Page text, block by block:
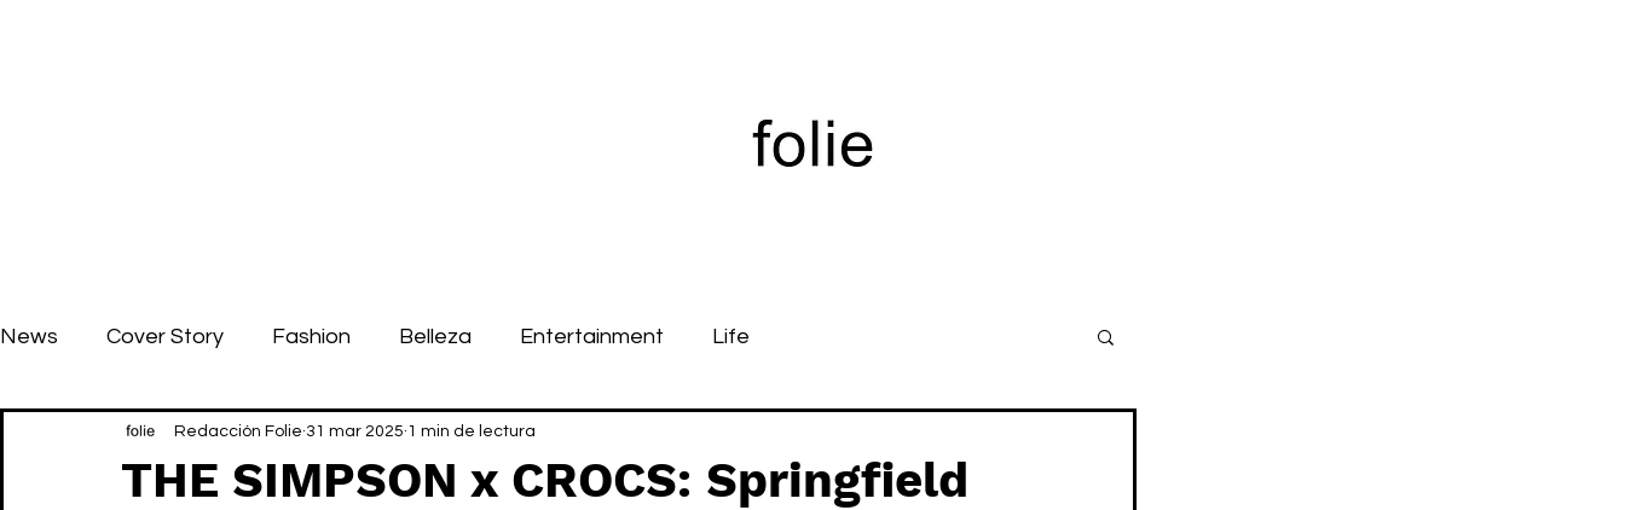
News Cover Story Fashion Belleza Entertainment Life
THE SIMPSON x CROCS: Springfield
Redacción Folie 31 mar 2025 1 min de lectura